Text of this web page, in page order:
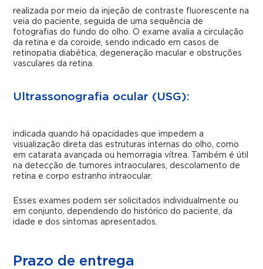
realizada por meio da injeção de contraste fluorescente na
veia do paciente, seguida de uma sequência de
fotografias do fundo do olho. O exame avalia a circulação
da retina e da coroide, sendo indicado em casos de
retinopatia diabética, degeneração macular e obstruções
vasculares da retina.
Ultrassonografia ocular (USG):
indicada quando há opacidades que impedem a
visualização direta das estruturas internas do olho, como
em catarata avançada ou hemorragia vítrea. Também é útil
na detecção de tumores intraoculares, descolamento de
retina e corpo estranho intraocular.
Esses exames podem ser solicitados individualmente ou
em conjunto, dependendo do histórico do paciente, da
idade e dos sintomas apresentados.
Prazo de entrega